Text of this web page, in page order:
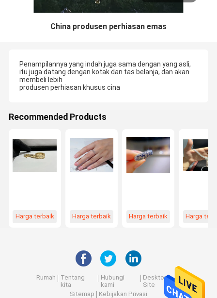
China produsen perhiasan emas
Penampilannya yang indah juga sama dengan yang asli,
itu juga datang dengan kotak dan tas belanja, dan akan
membeli lebih
produsen perhiasan khusus cina
Recommended Products
Harga terbaik Harga terbaik Harga terbaik Harga
Rumah
Tentang
kita
Hubungi
kami
Desktop
Site
Sitemap
Kebijakan Privasi